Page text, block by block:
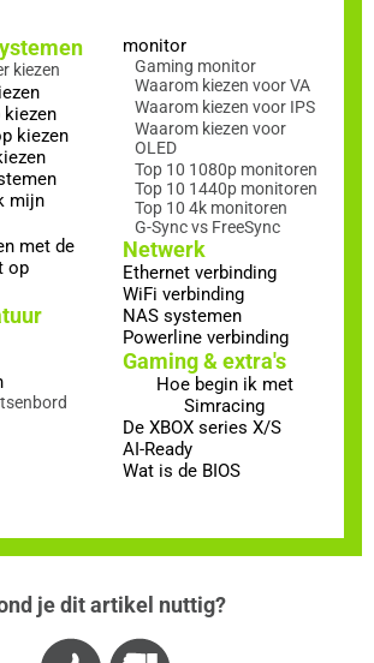
kiezen
kiezen
kiezen
mijn
met de
op
monitor
Gaming monitor
Waarom kiezen voor VA
Waarom kiezen voor IPS
Waarom kiezen voor
OLED
Top 10 1080p monitoren
Top 10 1440p monitoren
Top 10 4k monitoren
G-Sync vs FreeSync
Netwerk
Ethernet verbinding
WiFi verbinding
NAS systemen
Powerline verbinding
Gaming & extra's
Hoe begin ik met
Simracing
De XBOX series X/S
AI-Ready
Wat is de BIOS
je dit artikel nuttig?